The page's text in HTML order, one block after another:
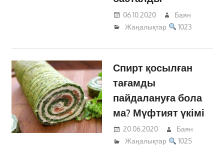
06.10.2020
Баян
Жаңалықтар
1023
Спирт қосылған
тағамды
пайдалануға бола
ма? Мүфтият үкімі
20.06.2020
Баян
Жаңалықтар
1025